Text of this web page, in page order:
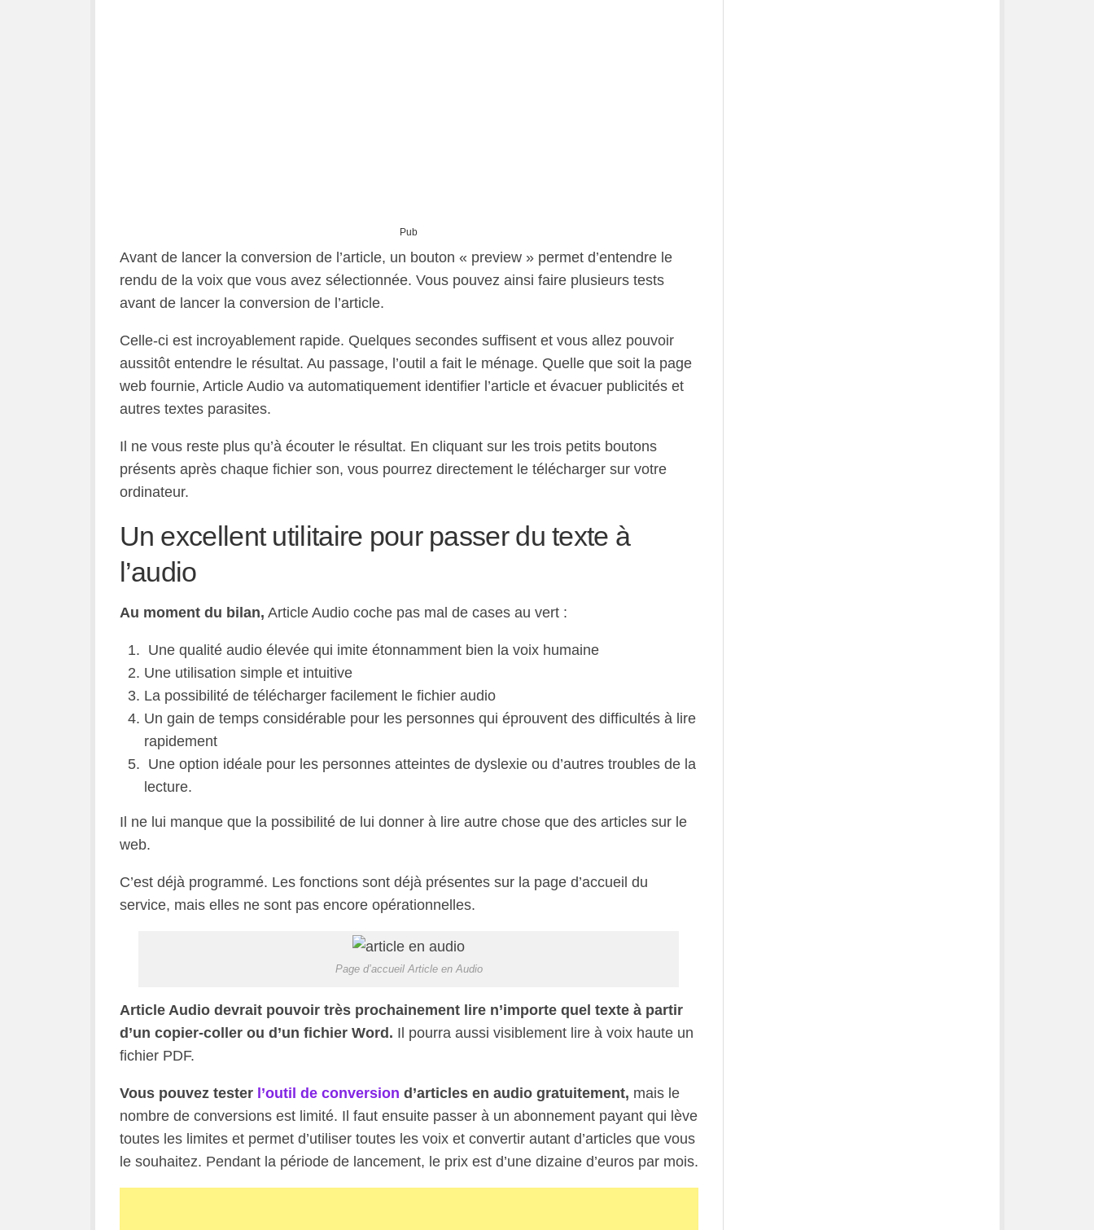
Pub
Avant de lancer la conversion de l’article, un bouton « preview » permet d’entendre le
rendu de la voix que vous avez sélectionnée. Vous pouvez ainsi faire plusieurs tests
avant de lancer la conversion de l’article.
Celle-ci est incroyablement rapide. Quelques secondes suffisent et vous allez pouvoir
aussitôt entendre le résultat. Au passage, l’outil a fait le ménage. Quelle que soit la page
web fournie, Article Audio va automatiquement identifier l’article et évacuer publicités et
autres textes parasites.
Il ne vous reste plus qu’à écouter le résultat. En cliquant sur les trois petits boutons
présents après chaque fichier son, vous pourrez directement le télécharger sur votre
ordinateur.
Un excellent utilitaire pour passer du texte à
l’audio
Au moment du bilan, Article Audio coche pas mal de cases au vert :
Une qualité audio élevée qui imite étonnamment bien la voix humaine
Une utilisation simple et intuitive
La possibilité de télécharger facilement le fichier audio
Un gain de temps considérable pour les personnes qui éprouvent des difficultés à lire
rapidement
Une option idéale pour les personnes atteintes de dyslexie ou d’autres troubles de la
lecture.
Il ne lui manque que la possibilité de lui donner à lire autre chose que des articles sur le
web.
C’est déjà programmé. Les fonctions sont déjà présentes sur la page d’accueil du
service, mais elles ne sont pas encore opérationnelles.
Page d’accueil Article en Audio
Article Audio devrait pouvoir très prochainement lire n’importe quel texte à partir
d’un copier-coller ou d’un fichier Word. Il pourra aussi visiblement lire à voix haute un
fichier PDF.
Vous pouvez tester l’outil de conversion d’articles en audio gratuitement, mais le
nombre de conversions est limité. Il faut ensuite passer à un abonnement payant qui lève
toutes les limites et permet d’utiliser toutes les voix et convertir autant d’articles que vous
le souhaitez. Pendant la période de lancement, le prix est d’une dizaine d’euros par mois.